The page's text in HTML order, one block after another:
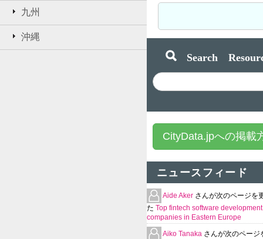
九州
沖縄
Search
CityData.jpへの掲載
ニュースフィード
Aide Aker さんが次のページを
た Top fintech software development
companies in Eastern Europe
Aiko Tanaka さんが次のページ